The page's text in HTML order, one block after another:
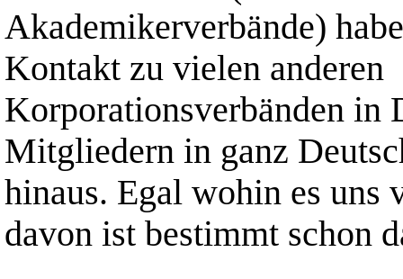
Akademikerverbände)
Kontakt zu vielen anderen
Korporationsverbänden in
Mitgliedern in ganz
hinaus. Egal wohin es uns
davon ist bestimmt schon